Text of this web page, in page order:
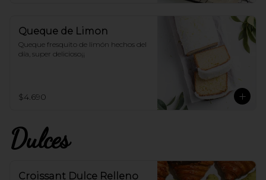
Queque de Limon
Queque fresquito de limón hechos del
día, super delicioso¡¡
$4.690
Dulces
Croissant Dulce Relleno